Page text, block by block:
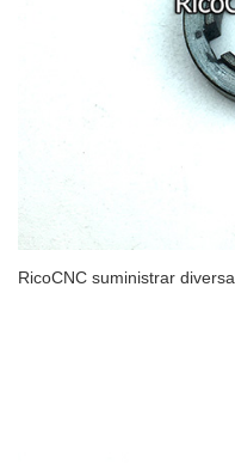
RicoCNC suministrar